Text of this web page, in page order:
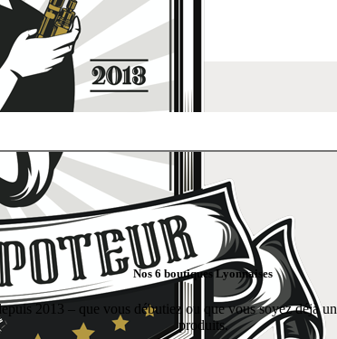
Nos 6 boutiques Lyonnaises
2013 – que vous débutiez ou que vous soyez déjà
produits.